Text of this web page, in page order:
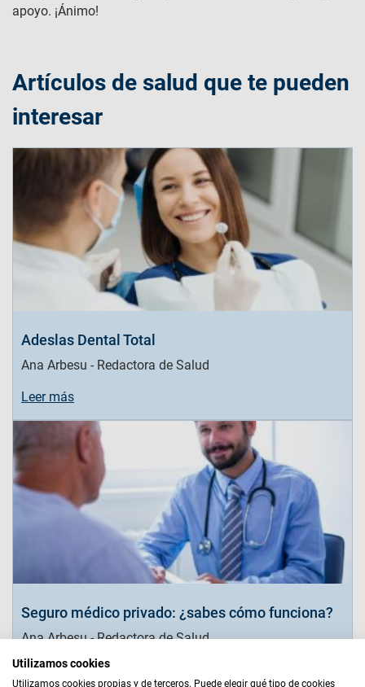
apoyo. ¡Ánimo!
Artículos de salud que te pueden
interesar
Adeslas Dental Total
Ana Arbesu - Redactora de Salud
Leer más
Seguro médico privado: ¿sabes cómo funciona?
Ana Arbesu - Redactora de Salud
Leer más
Utilizamos cookies
Utilizamos cookies propias y de terceros. Puede elegir qué tipo de cookies